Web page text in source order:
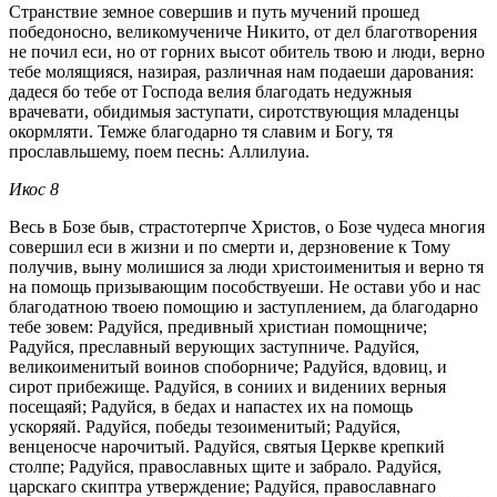
Странствие земное совершив и путь мучений прошед
победоносно, великомучениче Никито, от дел благотворения
не почил еси, но от горних высот обитель твою и люди, верно
тебе молящияся, назирая, различная нам подаеши дарования:
дадеся бо тебе от Господа велия благодать недужныя
врачевати, обидимыя заступати, сиротствующия младенцы
окормляти. Темже благодарно тя славим и Богу, тя
прославльшему, поем песнь: Аллилуиа.
Икос 8
Весь в Бозе быв, страстотерпче Христов, о Бозе чудеса многия
совершил еси в жизни и по смерти и, дерзновение к Тому
получив, выну молишися за люди христоименитыя и верно тя
на помощь призывающим пособствуеши. Не остави убо и нас
благодатною твоею помощию и заступлением, да благодарно
тебе зовем: Радуйся, предивный христиан помощниче;
Радуйся, преславный верующих заступниче. Радуйся,
великоименитый воинов споборниче; Радуйся, вдовиц, и
сирот прибежище. Радуйся, в сониих и видениих верныя
посещаяй; Радуйся, в бедах и напастех их на помощь
ускоряяй. Радуйся, победы тезоименитый; Радуйся,
венценосче нарочитый. Радуйся, святыя Церкве крепкий
столпе; Радуйся, православных щите и забрало. Радуйся,
царскаго скиптра утверждение; Радуйся, православнаго